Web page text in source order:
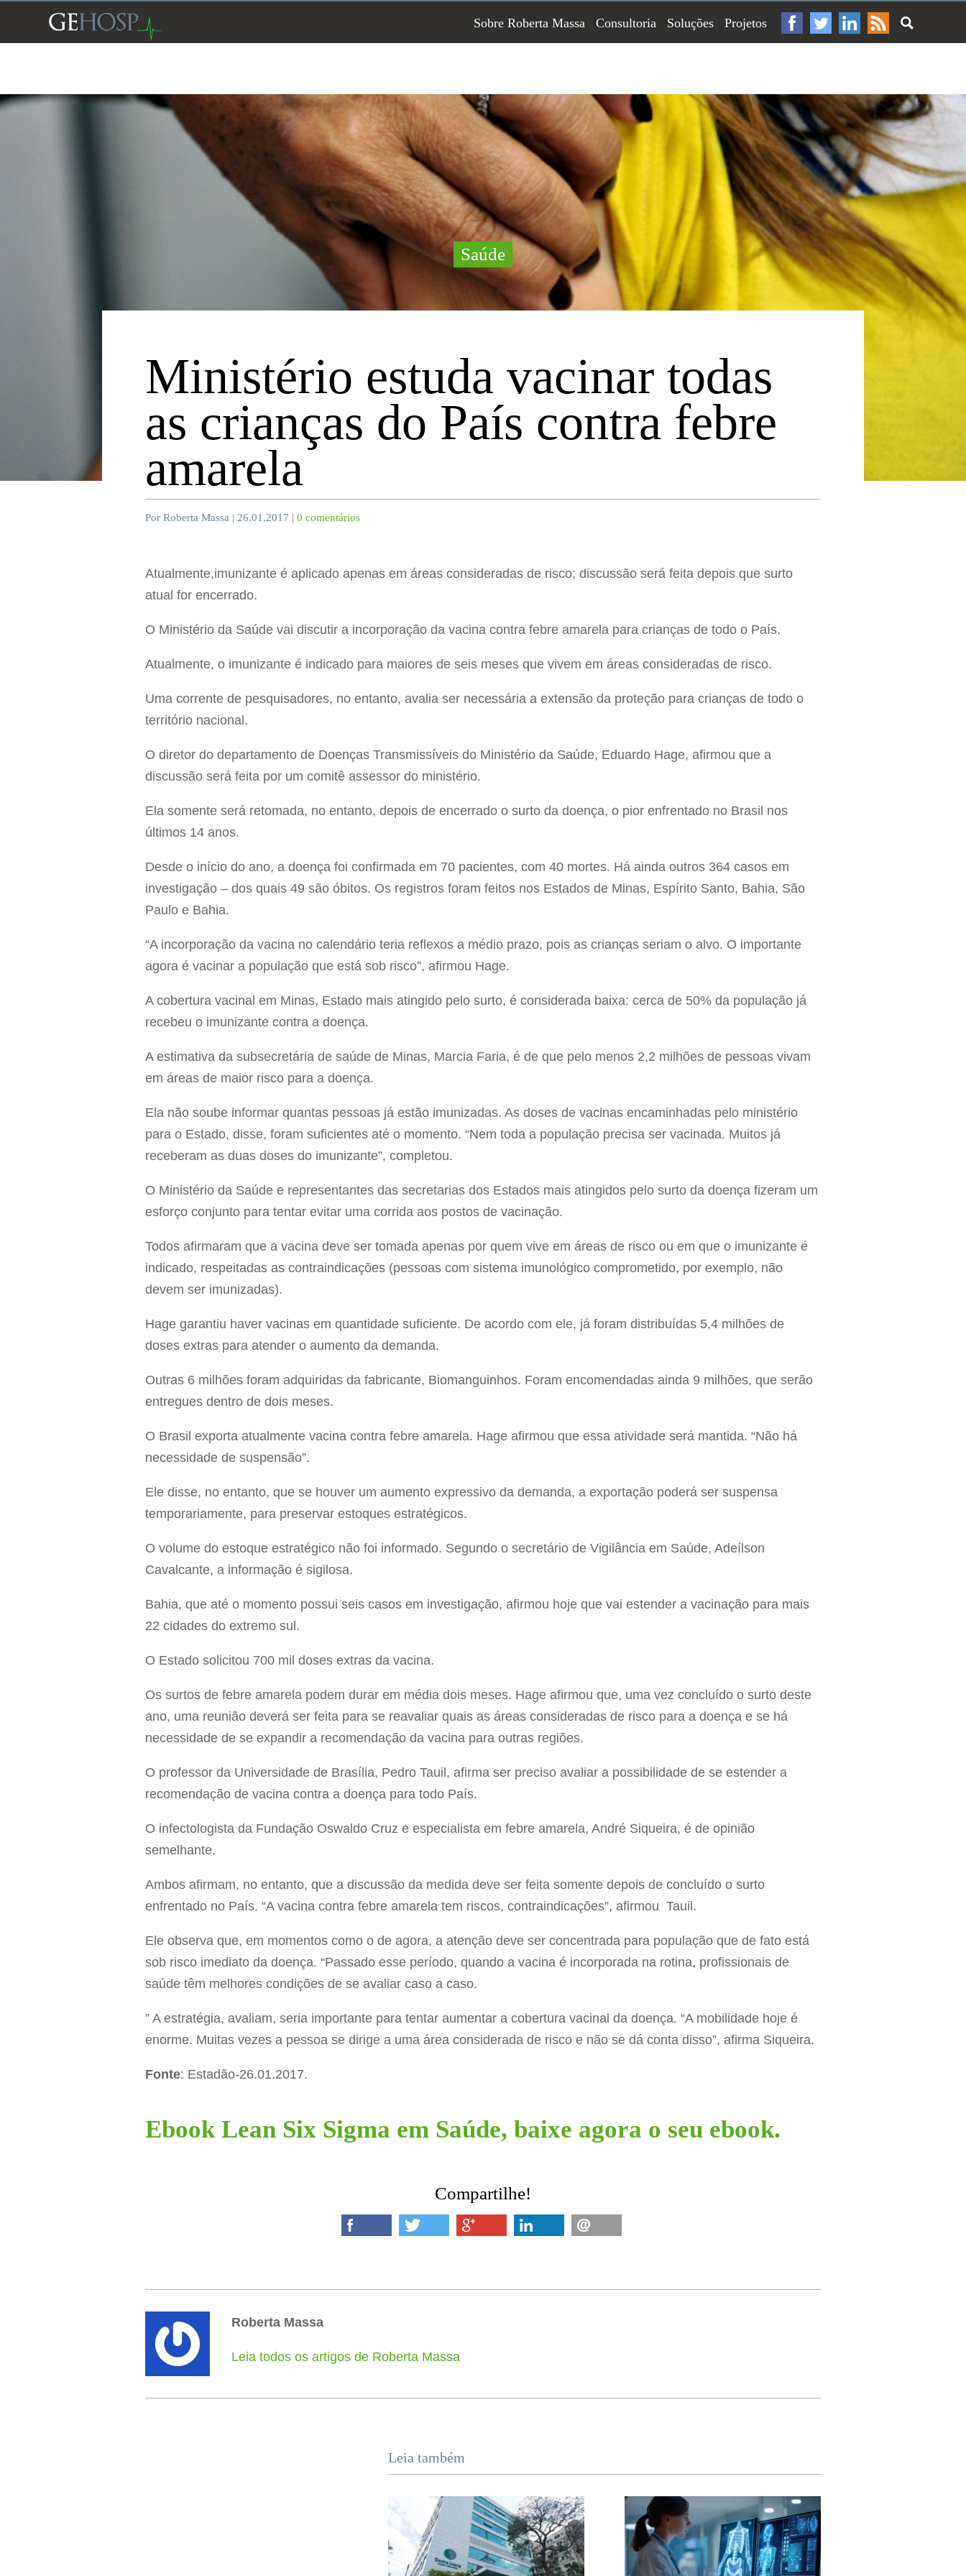
Sobre Roberta Massa Consultoria Soluções Projetos
Saúde
Ministério estuda vacinar todas
as crianças do País contra febre
amarela
Por Roberta Massa | 26.01.2017 | 0 comentários
Atualmente,imunizante é aplicado apenas em áreas consideradas de risco; discussão será feita depois que surto
atual for encerrado.
O Ministério da Saúde vai discutir a incorporação da vacina contra febre amarela para crianças de todo o País.
Atualmente, o imunizante é indicado para maiores de seis meses que vivem em áreas consideradas de risco.
Uma corrente de pesquisadores, no entanto, avalia ser necessária a extensão da proteção para crianças de todo o
território nacional.
O diretor do departamento de Doenças Transmissíveis do Ministério da Saúde, Eduardo Hage, afirmou que a
discussão será feita por um comitê assessor do ministério.
Ela somente será retomada, no entanto, depois de encerrado o surto da doença, o pior enfrentado no Brasil nos
últimos 14 anos.
Desde o início do ano, a doença foi confirmada em 70 pacientes, com 40 mortes. Há ainda outros 364 casos em
investigação – dos quais 49 são óbitos. Os registros foram feitos nos Estados de Minas, Espírito Santo, Bahia, São
Paulo e Bahia.
“A incorporação da vacina no calendário teria reflexos a médio prazo, pois as crianças seriam o alvo. O importante
agora é vacinar a população que está sob risco”, afirmou Hage.
A cobertura vacinal em Minas, Estado mais atingido pelo surto, é considerada baixa: cerca de 50% da população já
recebeu o imunizante contra a doença.
A estimativa da subsecretária de saúde de Minas, Marcia Faria, é de que pelo menos 2,2 milhões de pessoas vivam
em áreas de maior risco para a doença.
Ela não soube informar quantas pessoas já estão imunizadas. As doses de vacinas encaminhadas pelo ministério
para o Estado, disse, foram suficientes até o momento. “Nem toda a população precisa ser vacinada. Muitos já
receberam as duas doses do imunizante”, completou.
O Ministério da Saúde e representantes das secretarias dos Estados mais atingidos pelo surto da doença fizeram um
esforço conjunto para tentar evitar uma corrida aos postos de vacinação.
Todos afirmaram que a vacina deve ser tomada apenas por quem vive em áreas de risco ou em que o imunizante é
indicado, respeitadas as contraindicações (pessoas com sistema imunológico comprometido, por exemplo, não
devem ser imunizadas).
Hage garantiu haver vacinas em quantidade suficiente. De acordo com ele, já foram distribuídas 5,4 milhões de
doses extras para atender o aumento da demanda.
Outras 6 milhões foram adquiridas da fabricante, Biomanguinhos. Foram encomendadas ainda 9 milhões, que serão
entregues dentro de dois meses.
O Brasil exporta atualmente vacina contra febre amarela. Hage afirmou que essa atividade será mantida. “Não há
necessidade de suspensão”.
Ele disse, no entanto, que se houver um aumento expressivo da demanda, a exportação poderá ser suspensa
temporariamente, para preservar estoques estratégicos.
O volume do estoque estratégico não foi informado. Segundo o secretário de Vigilância em Saúde, Adeílson
Cavalcante, a informação é sigilosa.
Bahia, que até o momento possui seis casos em investigação, afirmou hoje que vai estender a vacinação para mais
22 cidades do extremo sul.
O Estado solicitou 700 mil doses extras da vacina.
Os surtos de febre amarela podem durar em média dois meses. Hage afirmou que, uma vez concluído o surto deste
ano, uma reunião deverá ser feita para se reavaliar quais as áreas consideradas de risco para a doença e se há
necessidade de se expandir a recomendação da vacina para outras regiões.
O professor da Universidade de Brasília, Pedro Tauil, afirma ser preciso avaliar a possibilidade de se estender a
recomendação de vacina contra a doença para todo País.
O infectologista da Fundação Oswaldo Cruz e especialista em febre amarela, André Siqueira, é de opinião
semelhante.
Ambos afirmam, no entanto, que a discussão da medida deve ser feita somente depois de concluído o surto
enfrentado no País. “A vacina contra febre amarela tem riscos, contraindicações”, afirmou Tauil.
Ele observa que, em momentos como o de agora, a atenção deve ser concentrada para população que de fato está
sob risco imediato da doença. “Passado esse período, quando a vacina é incorporada na rotina, profissionais de
saúde têm melhores condições de se avaliar caso a caso.
” A estratégia, avaliam, seria importante para tentar aumentar a cobertura vacinal da doença. “A mobilidade hoje é
enorme. Muitas vezes a pessoa se dirige a uma área considerada de risco e não se dá conta disso”, afirma Siqueira.
Fonte: Estadão-26.01.2017.
Ebook Lean Six Sigma em Saúde, baixe agora o seu ebook.
Compartilhe!
Roberta Massa
Leia todos os artigos de Roberta Massa
Leia também